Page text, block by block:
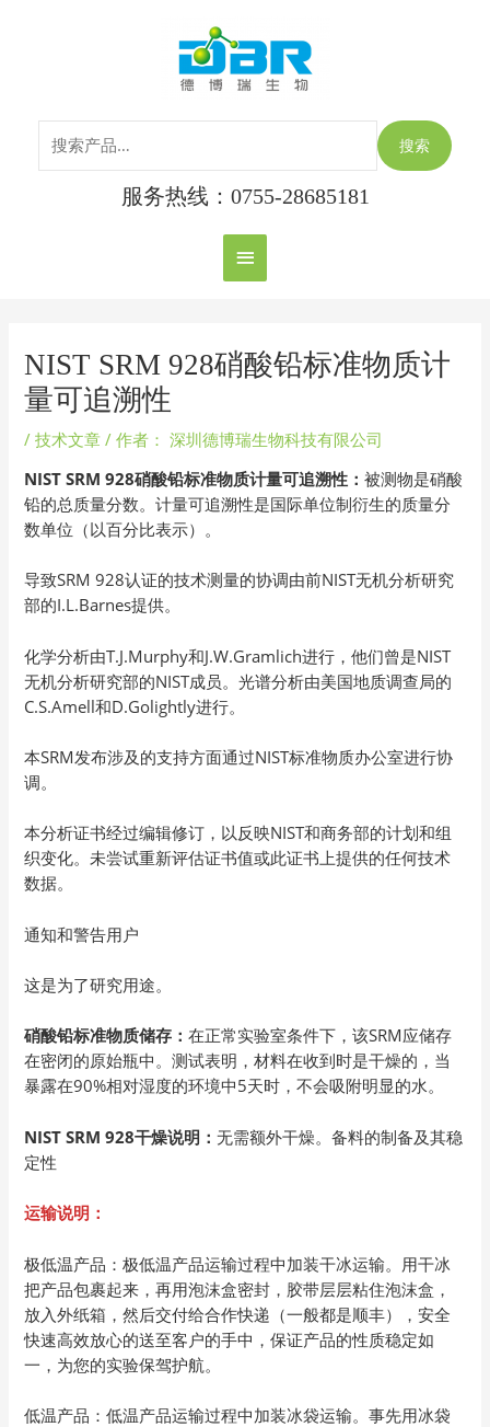
主
菜
单
搜索
服务热线：0755-28685181
NIST SRM 928硝酸铅标准物质计
量可追溯性
/技术文章 / 作者： 深圳德博瑞生物科技有限公司
NIST SRM 928硝酸铅标准物质计量可追溯性：被测物是硝酸
铅的总质量分数。计量可追溯性是国际单位制衍生的质量分
数单位（以百分比表示）。
导致SRM 928认证的技术测量的协调由前NIST无机分析研究
部的I.L.Barnes提供。
化学分析由T.J.Murphy和J.W.Gramlich进行，他们曾是NIST
无机分析研究部的NIST成员。光谱分析由美国地质调查局的
C.S.Amell和D.Golightly进行。
本SRM发布涉及的支持方面通过NIST标准物质办公室进行协
调。
本分析证书经过编辑修订，以反映NIST和商务部的计划和组
织变化。未尝试重新评估证书值或此证书上提供的任何技术
数据。
通知和警告用户
这是为了研究用途。
硝酸铅标准物质储存：在正常实验室条件下，该SRM应储存
在密闭的原始瓶中。测试表明，材料在收到时是干燥的，当
暴露在90%相对湿度的环境中5天时，不会吸附明显的水。
NIST SRM 928干燥说明：无需额外干燥。备料的制备及其稳
定性
运输说明：
极低温产品：极低温产品运输过程中加装干冰运输。用干冰
把产品包裹起来，再用泡沫盒密封，胶带层层粘住泡沫盒，
放入外纸箱，然后交付给合作快递（一般都是顺丰），安全
快速高效放心的送至客户的手中，保证产品的性质稳定如
一，为您的实验保驾护航。
低温产品：低温产品运输过程中加装冰袋运输。事先用冰袋